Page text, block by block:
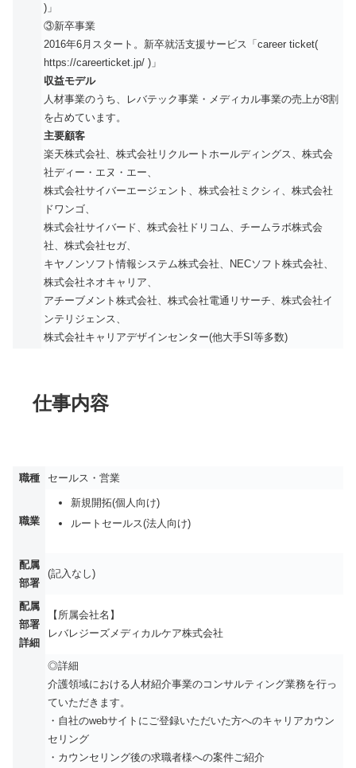
)」
③新卒事業
2016年6月スタート。新卒就活支援サービス「career ticket(
https://careerticket.jp/ )」
収益モデル
人材事業のうち、レバテック事業・メディカル事業の売上が8割
を占めています。
主要顧客
楽天株式会社、株式会社リクルートホールディングス、株式会
社ディー・エヌ・エー、
株式会社サイバーエージェント、株式会社ミクシィ、株式会社
ドワンゴ、
株式会社サイバード、株式会社ドリコム、チームラボ株式会
社、株式会社セガ、
キヤノンソフト情報システム株式会社、NECソフト株式会社、
株式会社ネオキャリア、
アチーブメント株式会社、株式会社電通リサーチ、株式会社イ
ンテリジェンス、
株式会社キャリアデザインセンター(他大手SI等多数)
仕事内容
職種 セールス・営業
職業
新規開拓(個人向け)
ルートセールス(法人向け)
配属
部署
(記入なし)
配属
部署
詳細
【所属会社名】
レバレジーズメディカルケア株式会社
◎詳細
介護領域における人材紹介事業のコンサルティング業務を行っ
ていただきます。
・自社のwebサイトにご登録いただいた方へのキャリアカウン
セリング
・カウンセリング後の求職者様への案件ご紹介